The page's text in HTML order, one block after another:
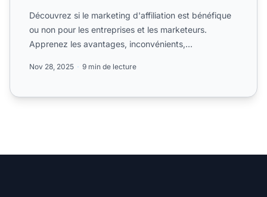
Découvrez si le marketing d'affiliation est bénéfique
ou non pour les entreprises et les marketeurs.
Apprenez les avantages, inconvénients,
Nov 28, 2025 9 min de lecture